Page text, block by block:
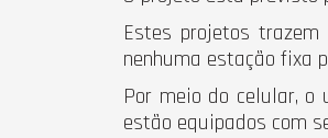
Estes projetos
nenhuma estação fixa
Por meio do celular,
estão equipados com